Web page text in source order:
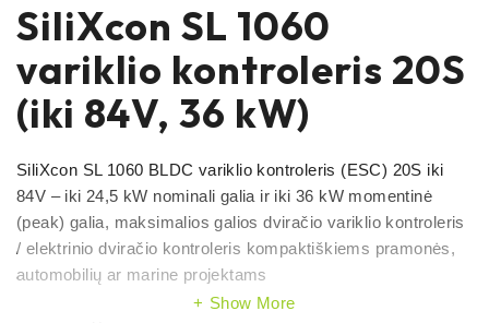
SiliXcon SL 1060
variklio kontroleris 20S
(iki 84V, 36 kW)
SiliXcon SL 1060 BLDC variklio kontroleris (ESC) 20S iki
84V – iki 24,5 kW nominali galia ir iki 36 kW momentinė
(peak) galia, maksimalios galios dviračio variklio kontroleris
/ elektrinio dviračio kontroleris kompaktiškiems pramonės,
automobilių ar marine projektams
Show More